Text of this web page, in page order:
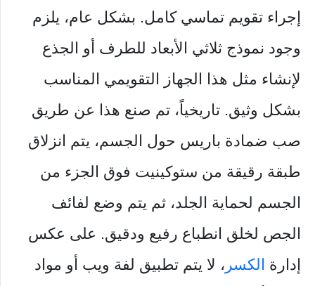
إجراء تقويم تماسي كامل. بشكل عام، يلزم
وجود نموذج ثلاثي الأبعاد للطرف أو الجذع
لإنشاء مثل هذا الجهاز التقويمي المناسب
بشكل وثيق. تاريخياً، تم صنع هذا عن طريق
صب ضمادة باريس حول الجسم، يتم انزلاق
طبقة رقيقة من ستوكينيت فوق الجزء من
الجسم لحماية الجلد، ثم يتم وضع لفائف
الجص لخلق انطباع رفيع ودقيق. على عكس
إدارة الكسر ، لا يتم تطبيق لفة ويب أو مواد